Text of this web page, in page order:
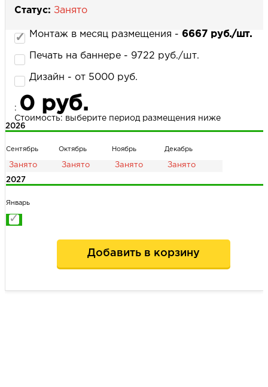
НАПИСАТЬ НАМ
Статус: Занято
Монтаж в месяц размещения - 6667 руб./шт.
Печать на баннере - 9722 руб./шт.
Дизайн - от 5000 руб.
: 0 руб.
Стоимость: выберите период размещения ниже
2026
Сентябрь Октябрь Ноябрь Декабрь
2027
Январь
Добавить в корзину